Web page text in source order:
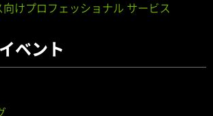
けプロフェッショナル サービス
ベント